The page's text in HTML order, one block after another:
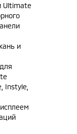
Ultimate
и
Instyle,